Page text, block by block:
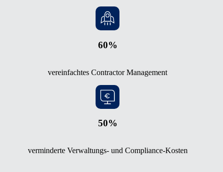
60%
vereinfachtes Contractor Management
50%
verminderte Verwaltungs- und Compliance-Kosten